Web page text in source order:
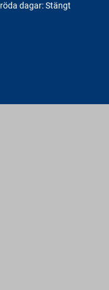
röda dagar: Stängt